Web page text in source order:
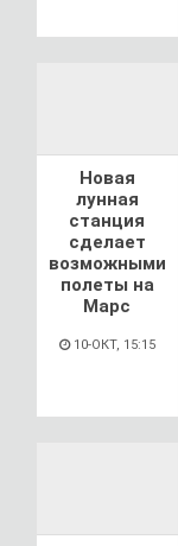
Новая
лунная
станция
сделает
возможными
полеты на
Марс
10-ОКТ, 15:15